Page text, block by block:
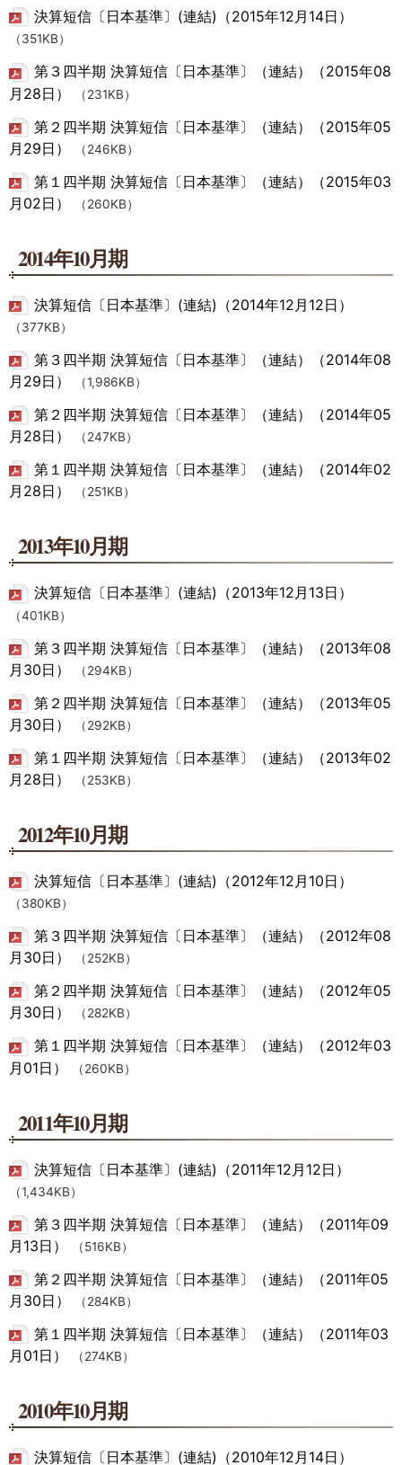
決算短信〔日本基準〕(連結)（2015年12月14日）
（351KB）
第３四半期 決算短信〔日本基準〕（連結）（2015年08
月28日）
（231KB）
第２四半期 決算短信〔日本基準〕（連結）（2015年05
月29日）
（246KB）
第１四半期 決算短信〔日本基準〕（連結）（2015年03
月02日）
（260KB）
2014年10月期
決算短信〔日本基準〕(連結)（2014年12月12日）
（377KB）
第３四半期 決算短信〔日本基準〕（連結）（2014年08
月29日）
（1,986KB）
第２四半期 決算短信〔日本基準〕（連結）（2014年05
月28日）
（247KB）
第１四半期 決算短信〔日本基準〕（連結）（2014年02
月28日）
（251KB）
2013年10月期
決算短信〔日本基準〕(連結)（2013年12月13日）
（401KB）
第３四半期 決算短信〔日本基準〕（連結）（2013年08
月30日）
（294KB）
第２四半期 決算短信〔日本基準〕（連結）（2013年05
月30日）
（292KB）
第１四半期 決算短信〔日本基準〕（連結）（2013年02
月28日）
（253KB）
2012年10月期
決算短信〔日本基準〕(連結)（2012年12月10日）
（380KB）
第３四半期 決算短信〔日本基準〕（連結）（2012年08
月30日）
（252KB）
第２四半期 決算短信〔日本基準〕（連結）（2012年05
月30日）
（282KB）
第１四半期 決算短信〔日本基準〕（連結）（2012年03
月01日）
（260KB）
2011年10月期
決算短信〔日本基準〕(連結)（2011年12月12日）
（1,434KB）
第３四半期 決算短信〔日本基準〕（連結）（2011年09
月13日）
（516KB）
第２四半期 決算短信〔日本基準〕（連結）（2011年05
月30日）
（284KB）
第１四半期 決算短信〔日本基準〕（連結）（2011年03
月01日）
（274KB）
2010年10月期
決算短信〔日本基準〕(連結)（2010年12月14日）